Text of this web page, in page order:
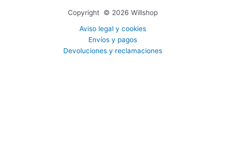
Copyright © 2026 Willshop
Aviso legal y cookies
Envíos y pagos
Devoluciones y reclamaciones